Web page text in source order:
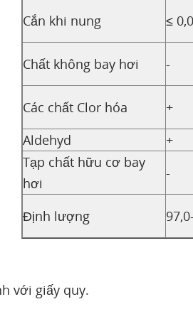
Cắn khi nung
≤
Chất không bay hơi
-
Các chất Clor hóa
+
Aldehyd
+
Tạp chất hữu cơ bay
hơi
-
Định lượng
với giấy quy.